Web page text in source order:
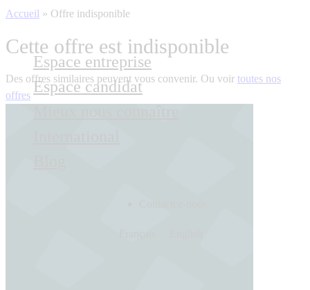
Espace entreprise
Espace candidat
Accueil » Offre indisponible
Cette offre est indisponible
Des offres similaires peuvent vous convenir. Ou voir toutes nos
offres